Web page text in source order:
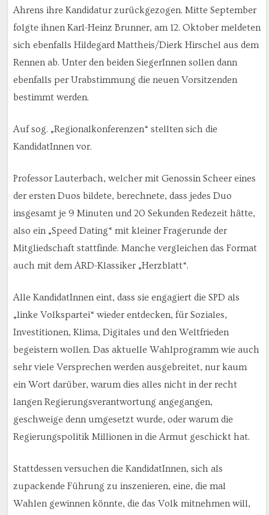
Ahrens ihre Kandidatur zurückgezogen. Mitte September
folgte ihnen Karl-Heinz Brunner, am 12. Oktober meldeten
sich ebenfalls Hildegard Mattheis/Dierk Hirschel aus dem
Rennen ab. Unter den beiden SiegerInnen sollen dann
ebenfalls per Urabstimmung die neuen Vorsitzenden
bestimmt werden.
Auf sog. „Regionalkonferenzen“ stellten sich die
KandidatInnen vor.
Professor Lauterbach, welcher mit Genossin Scheer eines
der ersten Duos bildete, berechnete, dass jedes Duo
insgesamt je 9 Minuten und 20 Sekunden Redezeit hätte,
also ein „Speed Dating“ mit kleiner Fragerunde der
Mitgliedschaft stattfinde. Manche vergleichen das Format
auch mit dem ARD-Klassiker „Herzblatt“.
Alle KandidatInnen eint, dass sie engagiert die SPD als
„linke Volkspartei“ wieder entdecken, für Soziales,
Investitionen, Klima, Digitales und den Weltfrieden
begeistern wollen. Das aktuelle Wahlprogramm wie auch
sehr viele Versprechen werden ausgebreitet, nur kaum
ein Wort darüber, warum dies alles nicht in der recht
langen Regierungsverantwortung angegangen,
geschweige denn umgesetzt wurde, oder warum die
Regierungspolitik Millionen in die Armut geschickt hat.
Stattdessen versuchen die KandidatInnen, sich als
zupackende Führung zu inszenieren, eine, die mal
Wahlen gewinnen könnte, die das Volk mitnehmen will,